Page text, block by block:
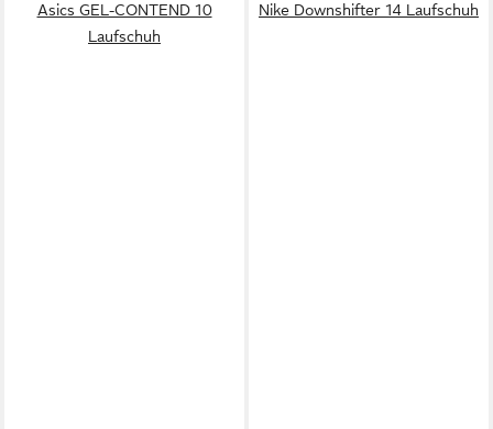
Asics GEL-CONTEND 10
Laufschuh
Nike Downshifter 14 Laufschuh